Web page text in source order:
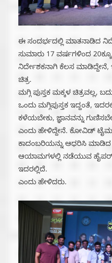
ಈ ಸಂದರ್ಭದಲ್ಲಿ ಮಾತನಾಡಿದ
ಸುಮಾರು 17 ವರ್ಷಗಳಿಂದ
ನಿರ್ದೇಶಕನಾಗಿ ಕೆಲಸ
ಚಿತ್ರ.
ಮಗ್ಗಿ ಪುಸ್ತಕ ಮಕ್ಕಳ ಚಿತ್ರವಲ್ಲ,
ಒಂದು ಮಗ್ಗಿಪುಸ್ತಕ ಇದ್ದಂತೆ,
ಕಳೆಯಬೇಕು, ಜ್ಞಾನವನ್ನು
ಎಂದು ಹೇಳಿದ್ದೇನೆ. ಕೋವಿಡ್
ಕಾದಂಬರಿಯನ್ನು ಆಧರಿಸಿ ಮಾಡಿದ
ಆಯಾಮಗಳಲ್ಲಿ ನಡೆಯುವ ಹೈಪರ್
ಇದರಲ್ಲಿದೆ.
ಎಂದು ಹೇಳಿದರು.